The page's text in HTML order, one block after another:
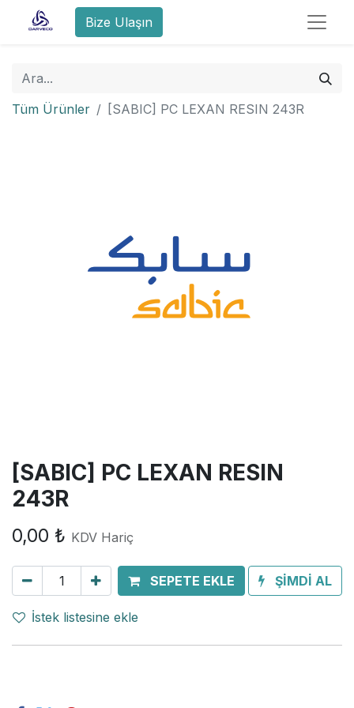
Bize Ulaşın
Tüm Ürünler [SABIC] PC LEXAN RESIN 243R
[SABIC] PC LEXAN RESIN
243R
0,00 ₺ KDV Hariç
SEPETE EKLE ŞİMDİ AL
İstek listesine ekle